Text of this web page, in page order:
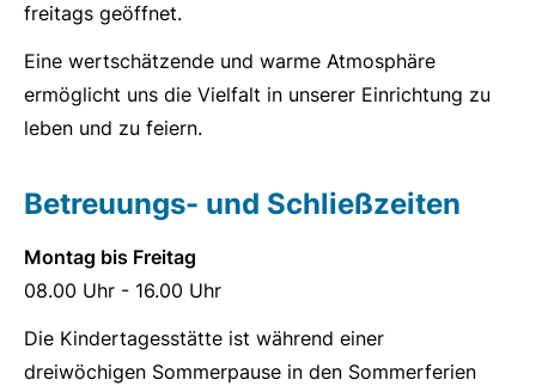
freitags geöffnet.
Eine wertschätzende und warme Atmosphäre
ermöglicht uns die Vielfalt in unserer Einrichtung zu
leben und zu feiern.
Betreuungs- und Schließzeiten
Montag bis Freitag
08.00 Uhr - 16.00 Uhr
Die Kindertagesstätte ist während einer
dreiwöchigen Sommerpause in den Sommerferien